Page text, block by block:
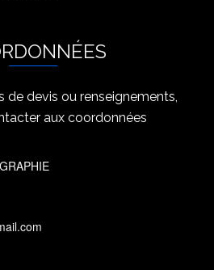
de devis ou renseignements,
aux coordonnées